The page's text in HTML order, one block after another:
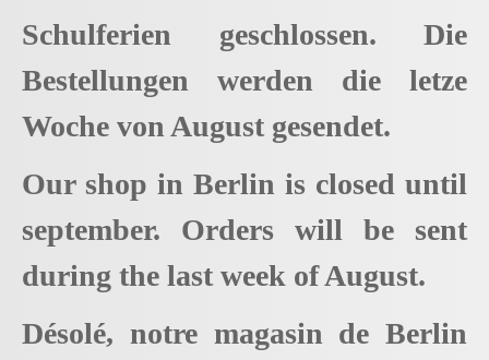
Schulferien geschlossen. Die
Bestellungen werden die letze
Woche von August gesendet.
Our shop in Berlin is closed until
september. Orders will be sent
during the last week of August.
Désolé, notre magasin de Berlin